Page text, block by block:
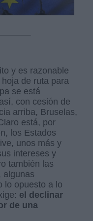
y es razonable
de ruta para
se está
con cesión de
arriba, Bruselas,
está, por
los Estados
unos más y
intereses y
también las
algunas
lo opuesto a lo
el declinar
de una